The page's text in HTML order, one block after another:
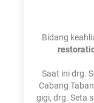
Bidang
Saat ini drg.
Cabang
gigi, drg. Seta